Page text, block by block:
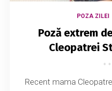
POZA ZILEI
Poză extrem
Cleopatrei
Recent mama